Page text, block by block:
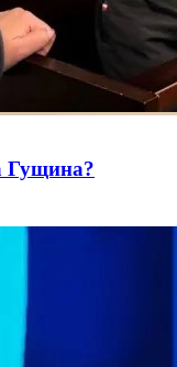
Гущина?